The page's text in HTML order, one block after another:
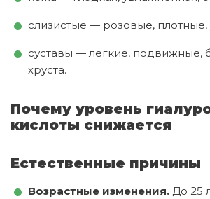
слизистые — розовые,
суставы — легкие, подвижные,
хруста.
Почему уровень гиалуроновой
кислоты снижается
Естественные причины
Возрастные изменения. До 25